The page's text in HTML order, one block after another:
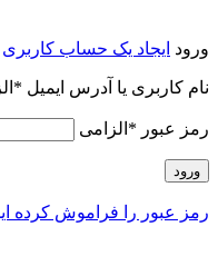
ورود ایجاد یک حساب کاربری
نام کاربری یا آدرس ایمیل *
رمز عبور * الزامی
ورود
رمز عبور را فراموش کرده